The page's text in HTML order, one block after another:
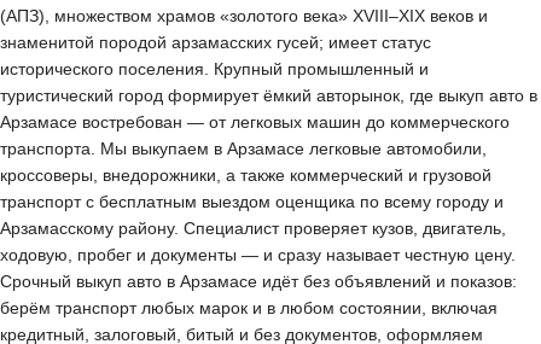
(АПЗ), множеством храмов «золотого века» XVIII–XIX веков и
знаменитой породой арзамасских гусей; имеет статус
исторического поселения. Крупный промышленный и
туристический город формирует ёмкий авторынок, где выкуп авто в
Арзамасе востребован — от легковых машин до коммерческого
транспорта. Мы выкупаем в Арзамасе легковые автомобили,
кроссоверы, внедорожники, а также коммерческий и грузовой
транспорт с бесплатным выездом оценщика по всему городу и
Арзамасскому району. Специалист проверяет кузов, двигатель,
ходовую, пробег и документы — и сразу называет честную цену.
Срочный выкуп авто в Арзамасе идёт без объявлений и показов:
берём транспорт любых марок и в любом состоянии, включая
кредитный, залоговый, битый и без документов, оформляем